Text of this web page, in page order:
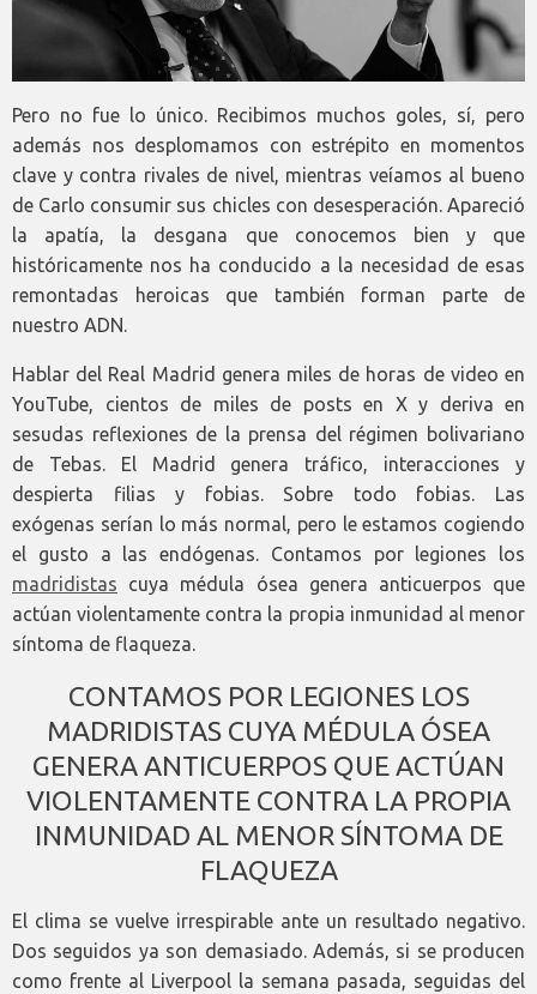
Pero no fue lo único. Recibimos muchos goles, sí, pero
además nos desplomamos con estrépito en momentos
clave y contra rivales de nivel, mientras veíamos al bueno
de Carlo consumir sus chicles con desesperación. Apareció
la apatía, la desgana que conocemos bien y que
históricamente nos ha conducido a la necesidad de esas
remontadas heroicas que también forman parte de
nuestro ADN.
Hablar del Real Madrid genera miles de horas de video en
YouTube, cientos de miles de posts en X y deriva en
sesudas reflexiones de la prensa del régimen bolivariano
de Tebas. El Madrid genera tráfico, interacciones y
despierta filias y fobias. Sobre todo fobias. Las
exógenas serían lo más normal, pero le estamos cogiendo
el gusto a las endógenas. Contamos por legiones los
madridistas cuya médula ósea genera anticuerpos que
actúan violentamente contra la propia inmunidad al menor
síntoma de flaqueza.
CONTAMOS POR LEGIONES LOS
MADRIDISTAS CUYA MÉDULA ÓSEA
GENERA ANTICUERPOS QUE ACTÚAN
VIOLENTAMENTE CONTRA LA PROPIA
INMUNIDAD AL MENOR SÍNTOMA DE
FLAQUEZA
El clima se vuelve irrespirable ante un resultado negativo.
Dos seguidos ya son demasiado. Además, si se producen
como frente al Liverpool la semana pasada, seguidas del